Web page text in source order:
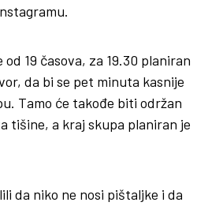
19 časova, za 19.30 planiran
da bi se pet minuta kasnije
Tamo će takođe biti održan
tišine, a kraj skupa planiran je
da niko ne nosi pištaljke i da